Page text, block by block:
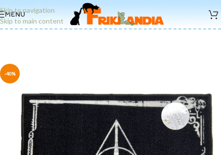
Skip to navigation
Skip to main content
MENU
-40%